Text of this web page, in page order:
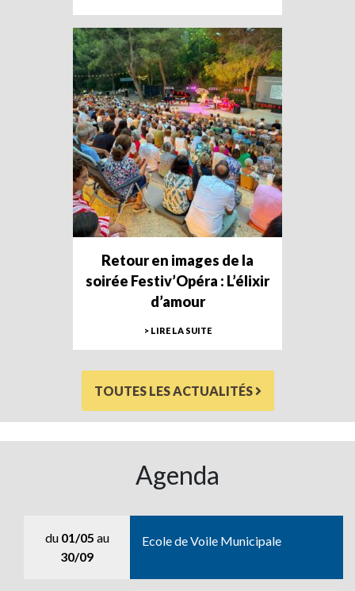
Retour en images de la
soirée Festiv’Opéra : L’élixir
d’amour
> LIRE LA SUITE
TOUTES LES ACTUALITÉS
Agenda
du 01/05 au
30/09
Ecole de Voile Municipale